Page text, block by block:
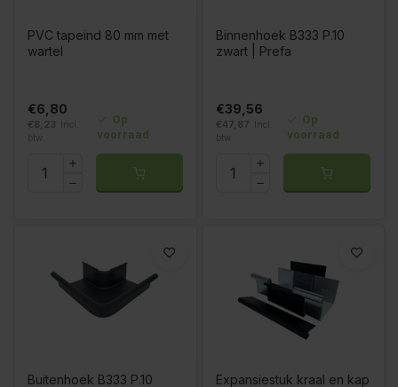
PVC tapeind 80 mm met
wartel
€6,80
€8,23
Incl.
btw
Op
voorraad
Binnenhoek B333 P.10
zwart | Prefa
€39,56
€47,87
Incl.
btw
Op
voorraad
Buitenhoek B333 P.10 Expansiestuk kraal en kap